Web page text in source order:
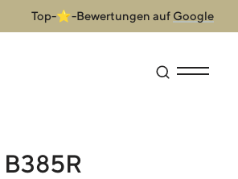
Top-⭐-Bewertungen auf Google
Suche